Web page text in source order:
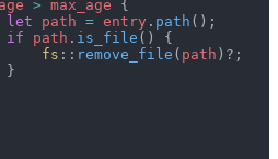
> max_age {
                        let
path = entry . path ();
                        if
path . is_file () {
                            fs
:: remove_file ( path )?;
                        }